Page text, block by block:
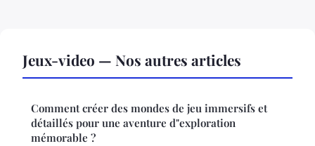
Jeux-video — Nos autres articles
Comment créer des mondes de jeu immersifs et
détaillés pour une aventure d"exploration
mémorable ?